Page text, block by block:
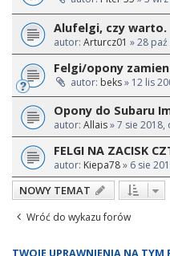
Alufelgi, czy warto.
autor: Arturcz01 » 28
Felgi/opony
autor: beks» 12 lis
Opony do Subaru
autor: Allais» 7 sie 2018,
FELGI NA ZACISK
autor: Kiepa78» 6 sie
NOWY TEMAT
Wróć do wykazu forów
TWOJE UPRAWNIENIA NA TYM